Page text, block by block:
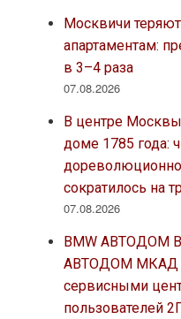
Москвичи
апартаментам:
в 3–4 раза
07.08.2026
В центре Москвы
доме 1785 года:
сократилось на
07.08.2026
BMW АВТОДОМ
АВТОДОМ МКАД
сервисными
пользователей